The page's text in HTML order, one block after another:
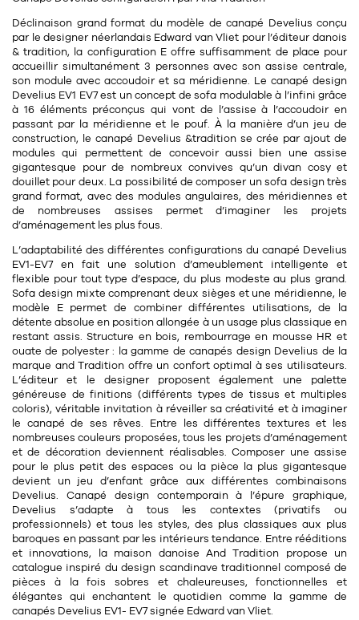
Boîte
Corbeille
Poubelle
Range document
Divers
textile132
Créature
Literie
Plaid
Tapis
Rideau de douche
Divers
bougie35
Bougie
Candélabre
Bougeoirs
Divers
Rallonges
Table
Table basse
Tréteaux
Table d'appoint
pour le bureau39
Chaises de bureau
Bureau
Meuble à clapets
pour la chambre15
Commode
Chevet
Set de table
Tablier
Toile enduite au mètre
Torchon
sel et poivre14
divers
objets ludiques
Travail d'artiste
librairie1
Livre
Revue
Divers
Housse, étui, coque
Divers
décoration 1
Vases
Déclinaison grand format du modèle de canapé Develius conçu
par ledesigner néerlandais Edward van Vliet pour l’éditeur danois
& tradition, la configuration E offre suffisamment de place pour
accueillir simultanément 3 personnes avec sonassise centrale,
son module avec accoudoiret sa méridienne. Le canapé design
Develius EV1 EV7 est unconcept de sofa modulable à l’infini grâce
à 16 éléments préconçus qui vont de l’assise à l’accoudoir en
passant par la méridienne et le pouf. À la manière d’un jeu de
construction, le canapé Develius &tradition se crée par ajout de
modules qui permettent de concevoir aussi bien une assise
gigantesque pour de nombreux convives qu’un divan cosy et
douillet pour deux. La possibilité de composer un sofa design très
grand format, avec des modules angulaires, des méridiennes et
de nombreuses assises permet d’imaginer les projets
d’aménagement les plus fous.
L’adaptabilité des différentes configurations du canapé Develius
EV1-EV7 en fait une solution d’ameublement intelligente et
flexible pour tout type d’espace, du plus modeste au plus grand.
Sofa design mixte comprenant deux sièges et une méridienne, le
modèle E permet de combiner différentes utilisations, de la
détente absolue en position allongée à un usage plus classique en
restant assis. Structure en bois, rembourrage en mousse HR et
ouate de polyester: la gamme de canapés design Develius de la
marque and Tradition offre un confort optimal à ses utilisateurs.
L’éditeur et le designer proposent également une palette
généreuse de finitions (différents types de tissus et multiples
coloris), véritable invitation à réveiller sa créativité et à imaginer
le canapé de ses rêves. Entre les différentes textures et les
nombreuses couleurs proposées, tous les projets d’aménagement
et de décoration deviennent réalisables. Composer une assise
pour le plus petit des espaces ou la pièce la plus gigantesque
devient un jeu d’enfant grâce aux différentes combinaisons
Develius. Canapé design contemporainà l’épure graphique,
Develius s’adapte à tous les contextes (privatifs ou
professionnels) et tous les styles, des plus classiques aux plus
baroques en passant par les intérieurs tendance. Entre rééditions
et innovations, la maison danoise And Tradition propose un
catalogue inspiré du design scandinave traditionnel composé de
pièces à la fois sobres et chaleureuses, fonctionnelles et
élégantes qui enchantent le quotidien comme la gamme de
canapés Develius EV1- EV7 signée Edward van Vliet.